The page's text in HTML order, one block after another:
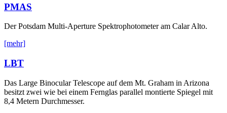
PMAS
Der Potsdam Multi-Aperture Spektrophotometer am Calar Alto.
[mehr]
LBT
Das Large Binocular Telescope auf dem Mt. Graham in Arizona
besitzt zwei wie bei einem Fernglas parallel montierte Spiegel mit
8,4 Metern Durchmesser.